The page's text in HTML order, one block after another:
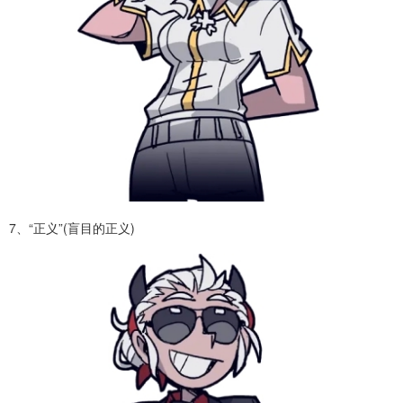
7、“正义”(盲目的正义)